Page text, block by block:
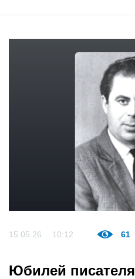
15.05.26 10:12 61
Юбилей писателя